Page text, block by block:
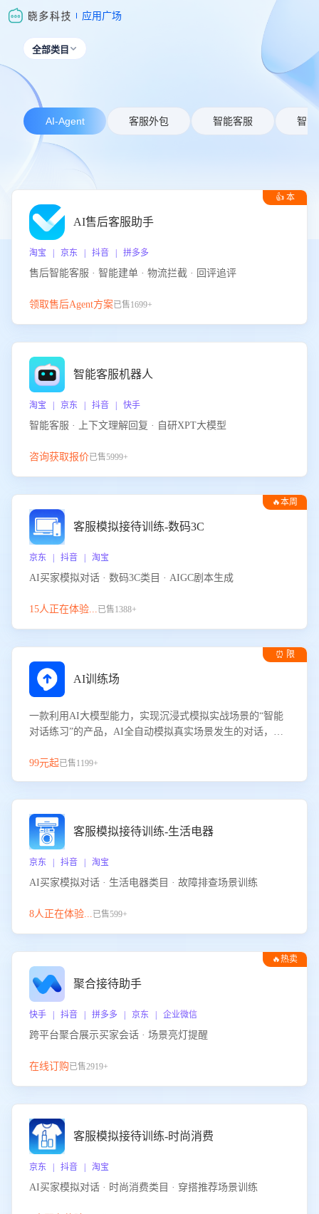
应用广场
全部类目 
AI-Agent 客服外包 智能客服 智能
👍 本
AI售后客服助手
淘宝 | 京东 | 抖音 | 拼多多
售后智能客服 · 智能建单 · 物流拦截 · 回评追评
领取售后Agent方案已售1699+
智能客服机器人
淘宝 | 京东 | 抖音 | 快手
智能客服 · 上下文理解回复 · 自研XPT大模型
咨询获取报价已售5999+
🔥本周
客服模拟接待训练-数码3C
京东 | 抖音 | 淘宝
AI买家模拟对话 · 数码3C类目 · AIGC剧本生成
15人正在体验...已售1388+
⏰ 限
AI训练场
一款利用AI大模型能力，实现沉浸式模拟实战场景的“智能
对话练习”的产品，AI全自动模拟真实场景发生的对话，企
服能力。
99元起已售1199+
客服模拟接待训练-生活电器
京东 | 抖音 | 淘宝
AI买家模拟对话 · 生活电器类目 · 故障排查场景训练
8人正在体验...已售599+
🔥热卖
聚合接待助手
快手 | 抖音 | 拼多多 | 京东 | 企业微信
跨平台聚合展示买家会话 · 场景亮灯提醒
在线订购已售2919+
客服模拟接待训练-时尚消费
京东 | 抖音 | 淘宝
AI买家模拟对话 · 时尚消费类目 · 穿搭推荐场景训练